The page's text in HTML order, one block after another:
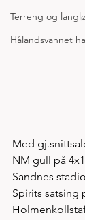
Terreng og
Hålandsvannet
Med
NM gull på
Sandnes
Spirits satsing